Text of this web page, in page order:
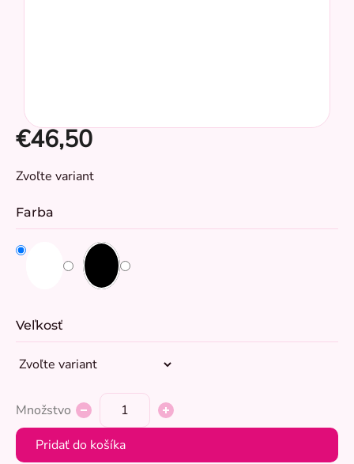
€46,50
Jednotková
Zvoľte variant
Farba
Veľkosť
Množstvo
Pridať do košíka